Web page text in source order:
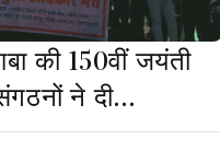
ने दी
भव्य पदयात्रा